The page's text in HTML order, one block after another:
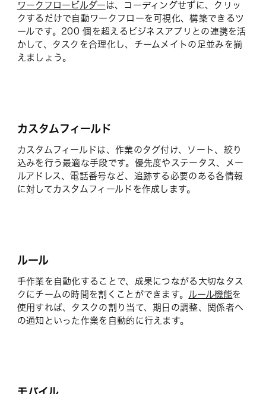
ワークフロービルダー は、コーディングせずに、クリッ
クするだけで自動ワークフローを可視化、構築できるツ
ールです。200 個を超えるビジネスアプリとの連携を活
かして、タスクを合理化し、チームメイトの足並みを揃
えましょう。
カスタムフィールド
カスタムフィールドは、作業のタグ付け、ソート、絞り
込みを行う最適な手段です。優先度やステータス、メー
ルアドレス、電話番号など、追跡する必要のある各情報
に対してカスタムフィールドを作成します。
ルール
手作業を自動化することで、成果につながる大切なタス
クにチームの時間を割くことができます。
ルール機能を
使用すれば、タスクの割り当て、期日の調整、関係者へ
の通知といった作業を自動的に行えます。
モバイル